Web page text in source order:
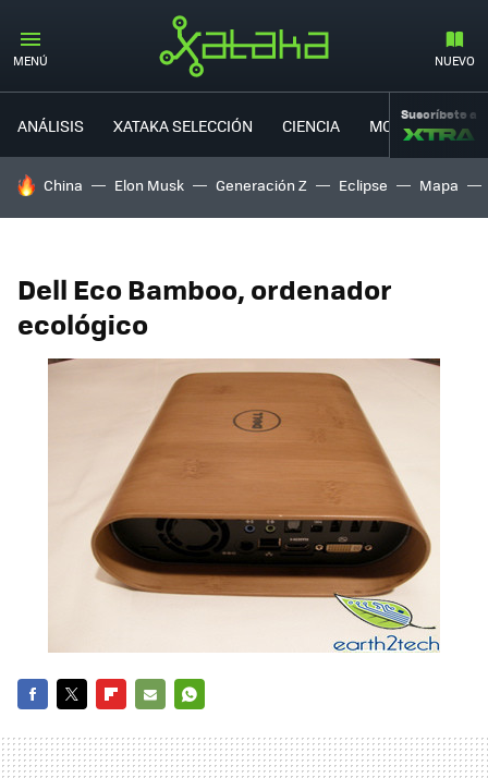
MENÚ NUEVO
ANÁLISIS XATAKA SELECCIÓN CIENCIA MOVILIDAD
Suscríbete a
HOY SE HABLA DE
China Elon Musk Generación Z Eclipse Mapa
Dell Eco Bamboo, ordenador
ecológico
MAIL